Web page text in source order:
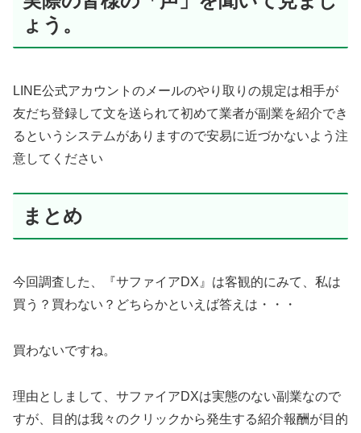
ょう。
LINE公式アカウントのメールのやり取りの規定は相手が
友だち登録して文を送られて初めて業者が副業を紹介でき
るというシステムがありますので安易に近づかないよう注
意してください
まとめ
今回調査した、『サファイアDX』は客観的にみて、私は
買う？買わない？どちらかといえば答えは・・・
買わないですね。
理由としまして、サファイアDXは実態のない副業なので
すが、目的は我々のクリックから発生する紹介報酬が目的